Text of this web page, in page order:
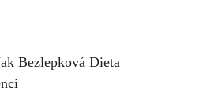
Bezlepková Dieta